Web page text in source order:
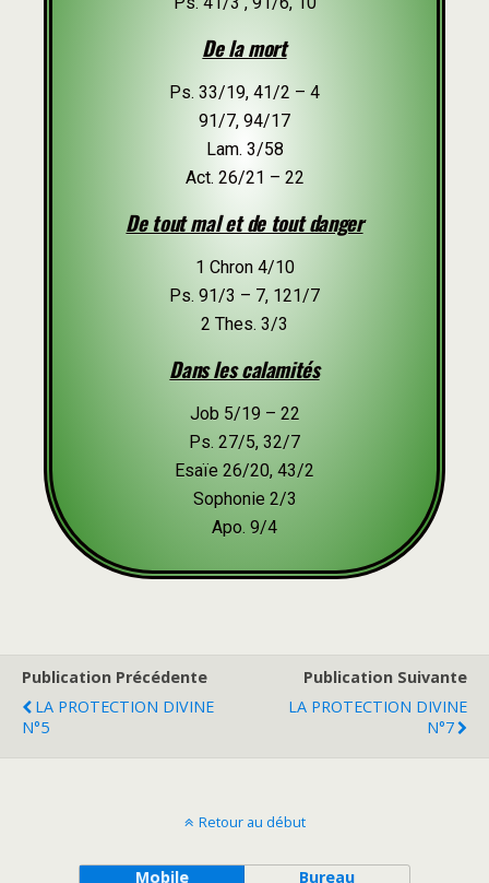
De la mort
Ps. 33/19, 41/2 – 4
91/7, 94/17
Lam. 3/58
Act. 26/21 – 22
De tout mal et de tout danger
1 Chron 4/10
Ps. 91/3 – 7, 121/7
2 Thes. 3/3
Dans les calamités
Job 5/19 – 22
Ps. 27/5, 32/7
Esaïe 26/20, 43/2
Sophonie 2/3
Apo. 9/4
Publication Précédente
LA PROTECTION DIVINE
N°5
Publication Suivante
LA PROTECTION DIVINE
N°7
Retour au début
Mobile Bureau